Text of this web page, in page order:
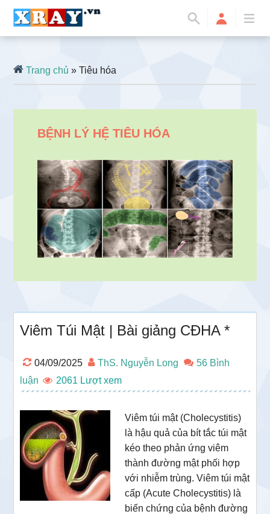
Trang chủ » Tiêu hóa
BỆNH LÝ HỆ TIÊU HÓA
Viêm Túi Mật | Bài giảng CĐHA *
04/09/2025 ThS. Nguyễn Long
56 Bình
luận
2061
Viêm túi mật (Cholecystitis)
là hậu quả của bít tắc túi mật
kéo theo phản ứng viêm
thành đường mật phối hợp
với nhiễm trùng. Viêm túi mật
cấp (Acute Cholecystitis) là
biến chứng của bệnh đường